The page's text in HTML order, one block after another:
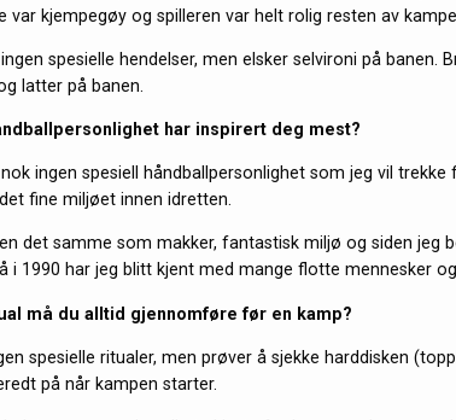
var kjempegøy og spilleren var helt rolig resten av
spesielle hendelser, men elsker selvironi på banen.
latter på banen.
har inspirert deg mest?
nok ingen spesiell håndballpersonlighet som jeg vil trekke
fine miljøet innen idretten.
det samme som makker, fantastisk miljø og siden jeg
i 1990 har jeg blitt kjent med mange flotte mennesker
må du alltid gjennomføre før en kamp?
spesielle ritualer, men prøver å sjekke harddisken
på når kampen starter.